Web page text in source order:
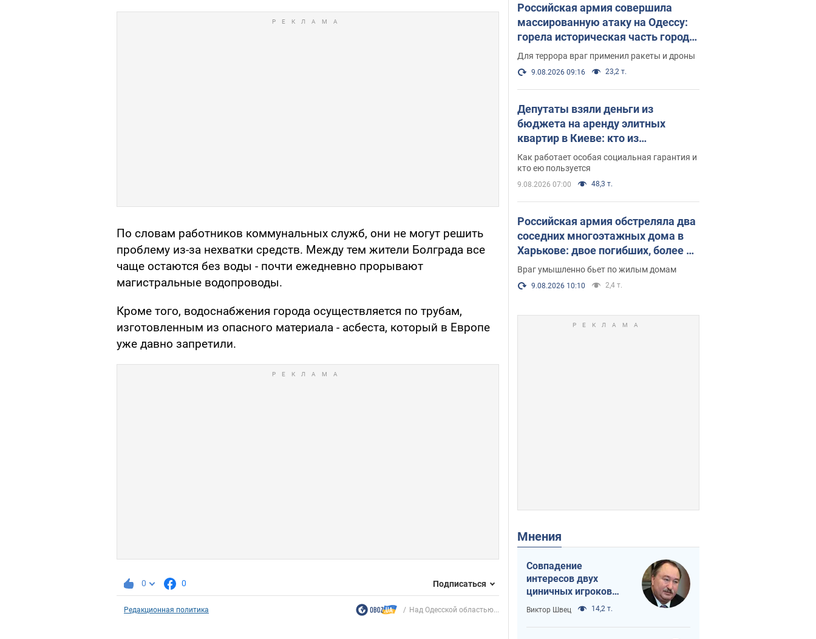
По словам работников коммунальных служб, они не могут решить
проблему из-за нехватки средств. Между тем жители Болграда все
чаще остаются без воды - почти ежедневно прорывают
магистральные водопроводы.
Кроме того, водоснабжения города осуществляется по трубам,
изготовленным из опасного материала - асбеста, который в Европе
уже давно запретили.
0 0 Подписаться
Редакционная политика Над Одесской областью...
Российская армия совершила
массированную атаку на Одессу:
горела историческая часть города,
есть пострадавшие. Фото и видео
Для террора враг применил ракеты и дроны
9.08.2026 09:16 23,2 т.
Депутаты взяли деньги из
бюджета на аренду элитных
квартир в Киеве: кто из
парламентариев просил средства
и где поселился
Как работает особая социальная гарантия и
кто ею пользуется
9.08.2026 07:00 48,3 т.
Российская армия обстреляла два
соседних многоэтажных дома в
Харькове: двое погибших, более 20
пострадавших
Враг умышленно бьет по жилым домам
9.08.2026 10:10 2,4 т.
Мнения
Совпадение
интересов двух
циничных игроков
или тайный план
Трампа и Путина?
Виктор Швец 14,2 т.